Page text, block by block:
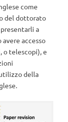
come
del dottorato
a
accesso
o telescopi), e
della